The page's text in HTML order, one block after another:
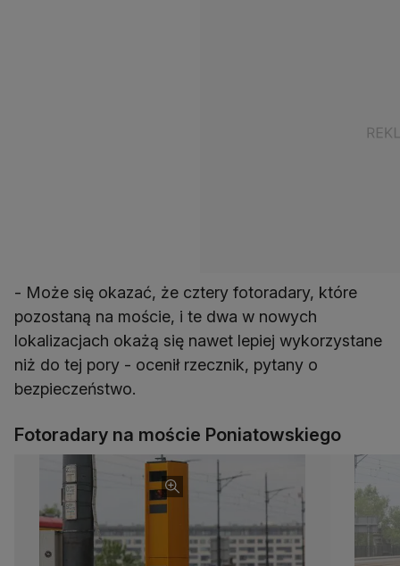
- Może się okazać, że cztery fotoradary, które
pozostaną na moście, i te dwa w nowych
lokalizacjach okażą się nawet lepiej wykorzystane
niż do tej pory - ocenił rzecznik, pytany o
bezpieczeństwo.
Fotoradary na moście Poniatowskiego